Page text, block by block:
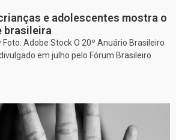
e adolescentes mostra o
brasileira
Foto: Adobe Stock O 20º Anuário Brasileiro
em julho pelo Fórum Brasileiro